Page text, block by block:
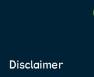
Disclaimer